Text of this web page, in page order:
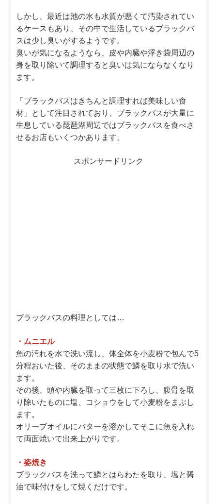
しかし、最近は池の水も水質が悪くて汚染されてい
るケースもあり、その中で生活しているブラックバ
スは少し臭いがするようです。
臭いが気になるようなら、皮や内臓や浮き袋周辺の
身を取り除いて調理すると臭いは気にならなくなり
ます。
「ブラックバスはきちんと調理すれば美味しい食
材」として注目されており、ブラックバスが大量に
生息している琵琶湖周辺ではブラックバスを食べさ
せるお店もいくつかあります。
スポンサードリンク
ブラックバスの料理としては…
・ムニエル
魚の汚れを水で洗い流し、体全体を小麦粉で包んで5
分程おいた後、そのままの状態で鱗を取り水で洗い
ます。
その後、頭や内臓を取って三枚に下ろし、腹骨を取
り除いたものに塩、コショウをして小麦粉をまぶし
ます。
オリーブオイルにバターを溶かしてそこに魚を入れ
て両面焼いて出来上がりです。
・姿焼き
ブラックバスを洗って鱗とはらわたを取り、塩と醤
油で味付けをして焼くだけです。